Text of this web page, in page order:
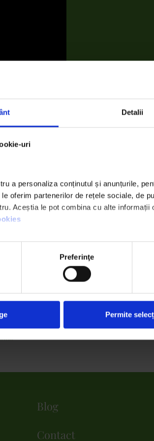
Detalii
uri
a personaliza conținutul și anunțurile,
oferim partenerilor de rețele sociale, de
Aceștia le pot combina cu alte
Preferinţe
Permite
susţinătorii Let’s Do It, Romania!
sponsorizează cu suma de 2500
la curăţarea României, angajaţii
pentru susţinere!
Blog
Contact